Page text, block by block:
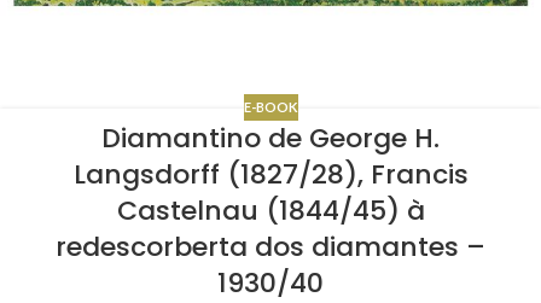
E-BOOK
Diamantino de George H.
Langsdorff (1827/28), Francis
Castelnau (1844/45) à
redescorberta dos diamantes –
1930/40